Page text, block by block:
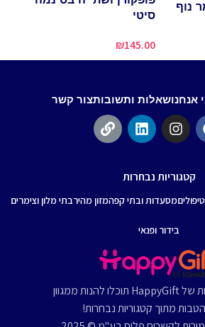
נוף
סיטי
₪145.00
אנחנושאלות ותשובותצור קשר
קטגוריות נבחרות
מסעדות ובתי קפהמזון מהירבתי מלון וצימרים
בידור ופנאי
במועדון ההטבות של HappyGift תוכלו להנות ממגוון
מתוך קטגוריות נבחרות!